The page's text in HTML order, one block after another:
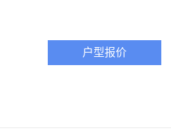
户型报价